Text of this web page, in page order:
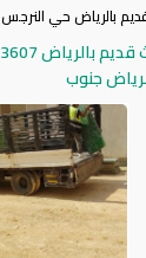
بالرياض حي النرجس
جنوب